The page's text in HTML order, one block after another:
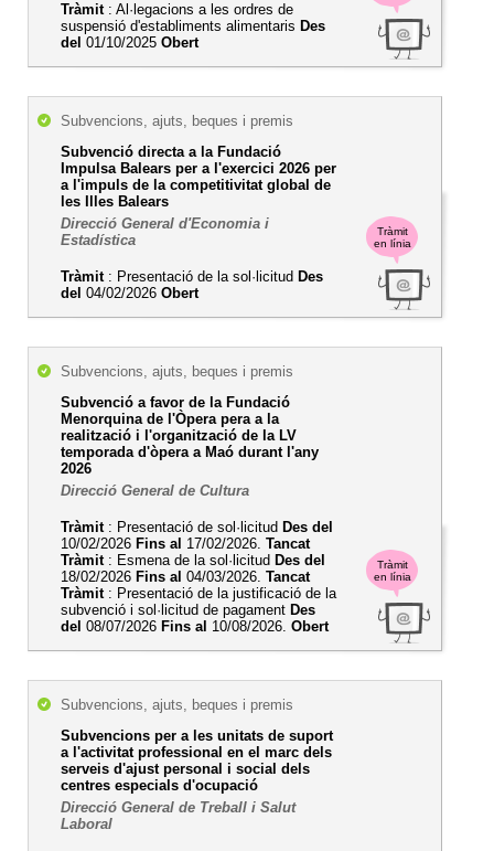
Tràmit: Al·legacions a les ordres de
suspensió d'establiments alimentaris Des
del 01/10/2025 Obert
Tràmit
en línia
Subvencions, ajuts, beques i premis
Subvenció directa a la Fundació
Impulsa Balears per a l'exercici 2026 per
a l'impuls de la competitivitat global de
les Illes Balears
Direcció General d'Economia i
Estadística
Tràmit: Presentació de la sol·licitud Des
del 04/02/2026 Obert
Tràmit
en línia
Subvencions, ajuts, beques i premis
Subvenció a favor de la Fundació
Menorquina de l'Òpera pera a la
realització i l'organització de la LV
temporada d'òpera a Maó durant l'any
2026
Direcció General de Cultura
Tràmit: Presentació de sol·licitud Des del
10/02/2026 Fins al 17/02/2026. Tancat
Tràmit: Esmena de la sol·licitud Des del
18/02/2026 Fins al 04/03/2026. Tancat
Tràmit: Presentació de la justificació de la
subvenció i sol·licitud de pagament Des
del 08/07/2026 Fins al 10/08/2026. Obert
Subvencions, ajuts, beques i premis
Subvencions per a les unitats de suport
a l'activitat professional en el marc dels
serveis d'ajust personal i social dels
centres especials d'ocupació
Direcció General de Treball i Salut
Laboral